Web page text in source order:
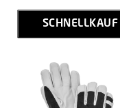
SCHNELLKAUF